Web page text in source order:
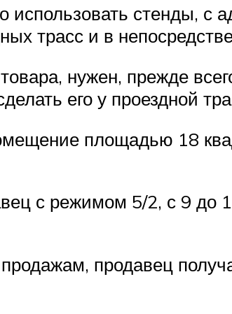
использовать стенды,
трасс и в
нужен, прежде
его у проездной
площадью 18
с режимом 5/2, с 9 до
продавец